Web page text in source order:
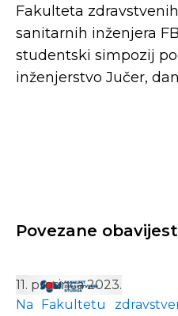
Fakulteta
sanitarnih inženjera
studentski simpozij
inženjerstvo Jučer,
Povezane
11. prosinca 2023.
Na Fakultetu